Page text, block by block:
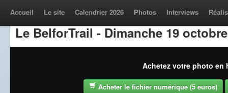
Accueil Le site Calendrier 2026 Photos Interviews
Le BelforTrail - Dimanche 19
Achetez votre photo en
Acheter le fichier numérique (5 euros)